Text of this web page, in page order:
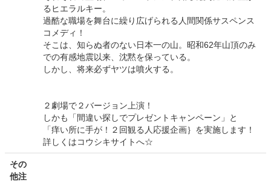
るヒエラルキー。
過酷な職場を舞台に繰り広げられる人間関係サスペンス
コメディ！
そこは、知らぬ者のない日本一の山。昭和62年山頂のみ
での有感地震以来、沈黙を保っている。
しかし、将来必ずヤツは噴火する。
２劇場で２バージョン上演！
しかも「間違い探しでプレゼントキャンペーン」と
「痒い所に手が！２回観る人応援企画｝を実施します！
詳しくはコウシキサイトへ☆
その
他注